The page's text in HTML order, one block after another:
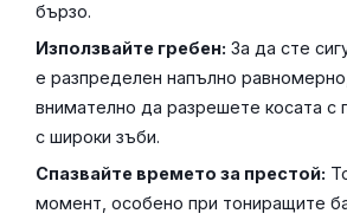
бързо.
Използвайте гребен: За да сте
е разпределен напълно
внимателно да разрешете косата с
с широки зъби.
Спазвайте времето за престой:
момент, особено при тониращите